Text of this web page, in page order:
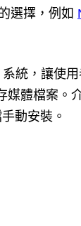
選擇，例如
統，讓使
媒體檔案。
動安裝。